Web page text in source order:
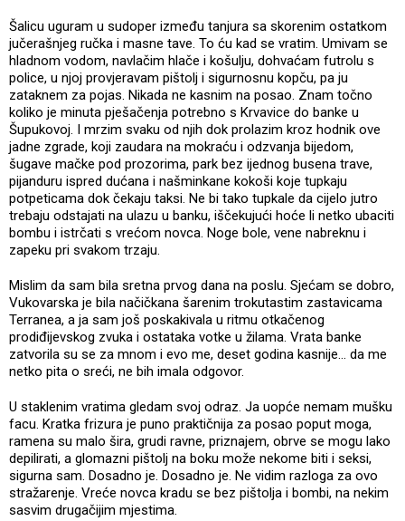
Šalicu uguram u sudoper između tanjura sa skorenim ostatkom
jučerašnjeg ručka i masne tave. To ću kad se vratim. Umivam se
hladnom vodom, navlačim hlače i košulju, dohvaćam futrolu s
police, u njoj provjeravam pištolj i sigurnosnu kopču, pa ju
zataknem za pojas. Nikada ne kasnim na posao. Znam točno
koliko je minuta pješačenja potrebno s Krvavice do banke u
Šupukovoj. I mrzim svaku od njih dok prolazim kroz hodnik ove
jadne zgrade, koji zaudara na mokraću i odzvanja bijedom,
šugave mačke pod prozorima, park bez ijednog busena trave,
pijanduru ispred dućana i našminkane kokoši koje tupkaju
potpeticama dok čekaju taksi. Ne bi tako tupkale da cijelo jutro
trebaju odstajati na ulazu u banku, iščekujući hoće li netko ubaciti
bombu i istrčati s vrećom novca. Noge bole, vene nabreknu i
zapeku pri svakom trzaju.
Mislim da sam bila sretna prvog dana na poslu. Sjećam se dobro,
Vukovarska je bila načičkana šarenim trokutastim zastavicama
Terranea, a ja sam još poskakivala u ritmu otkačenog
prodiđijevskog zvuka i ostataka votke u žilama. Vrata banke
zatvorila su se za mnom i evo me, deset godina kasnije… da me
netko pita o sreći, ne bih imala odgovor.
U staklenim vratima gledam svoj odraz. Ja uopće nemam mušku
facu. Kratka frizura je puno praktičnija za posao poput moga,
ramena su malo šira, grudi ravne, priznajem, obrve se mogu lako
depilirati, a glomazni pištolj na boku može nekome biti i seksi,
sigurna sam. Dosadno je. Dosadno je. Ne vidim razloga za ovo
stražarenje. Vreće novca kradu se bez pištolja i bombi, na nekim
sasvim drugačijim mjestima.